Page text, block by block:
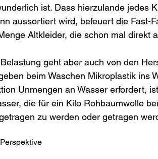
ist. Dass hierzulande jedes
aussortiert wird, befeuert die Fast-
Altkleider, die schon mal direkt
geht aber auch von den
beim Waschen Mikroplastik ins
Unmengen an Wasser erfordert,
die für ein Kilo Rohbaumwolle
zu werden oder getragen